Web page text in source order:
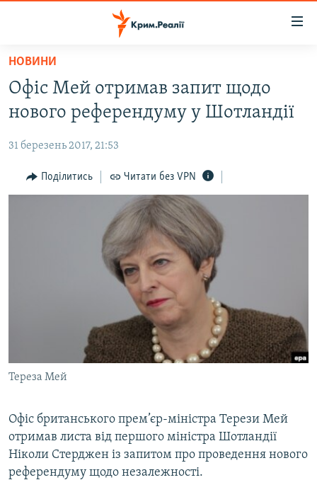
Перейти
основного
матеріалу
до
навігації
Перейти
НОВИНИ
ВОДА.КРИМ
ВІДЕО ТА ФОТО
ПОЛІТИКА
БЛОГИ
ВІДЕОУРОКИ «ELIFBE»
СВІДЧЕННЯ ОКУПАЦІЇ
УКРАЇНСЬКА ПРОБЛЕМА КРИМУ
ЯК ОБІЙТИ БЛОКУВАННЯ
Qırımtatar
Усі сайти RFE/RL
НОВИНИ
Офіс Мей отримав запит щодо
нового референдуму у Шотландії
31 березень 2017, 21:53
Поділитись Читати без VPN
Тереза Мей
Офіс британського прем’єр-міністра Терези Мей
отримав листа від першого міністра Шотландії
Ніколи Стерджен із запитом про проведення нового
референдуму щодо незалежності.